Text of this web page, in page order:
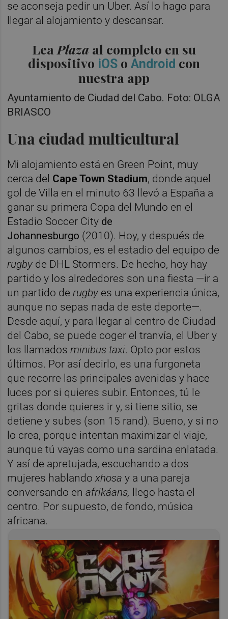
se aconseja pedir un Uber. Así lo hago para
llegar al alojamiento y descansar.
Lea Plaza al completo en su
dispositivo iOS o Android con
nuestra app
Ayuntamiento de Ciudad del Cabo. Foto: OLGA
BRIASCO
Una ciudad multicultural
Mi alojamiento está en Green Point, muy
cerca del Cape Town Stadium, donde aquel
gol de Villa en el minuto 63 llevó a España a
ganar su primera Copa del Mundo en el
Estadio Soccer City de
Johannesburgo (2010). Hoy, y después de
algunos cambios, es el estadio del equipo de
rugby de DHL Stormers. De hecho, hoy hay
partido y los alrededores son una fiesta —ir a
un partido derugby es una experiencia única,
aunque no sepas nada de este deporte—.
Desde aquí, y para llegar al centro de Ciudad
del Cabo, se puede coger el tranvía, el Uber y
los llamadosminibus taxi. Opto por estos
últimos. Por así decirlo, es una furgoneta
que recorre las principales avenidas y hace
luces por si quieres subir. Entonces, tú le
gritas donde quieres ir y, si tiene sitio, se
detiene y subes (son 15 rand). Bueno, y si no
lo crea, porque intentan maximizar el viaje,
aunque tú vayas como una sardina enlatada.
Y así de apretujada, escuchando a dos
mujeres hablandoxhosa y a una pareja
conversando enafrikáans,
llego hasta el
centro. Por supuesto, de fondo, música
africana.